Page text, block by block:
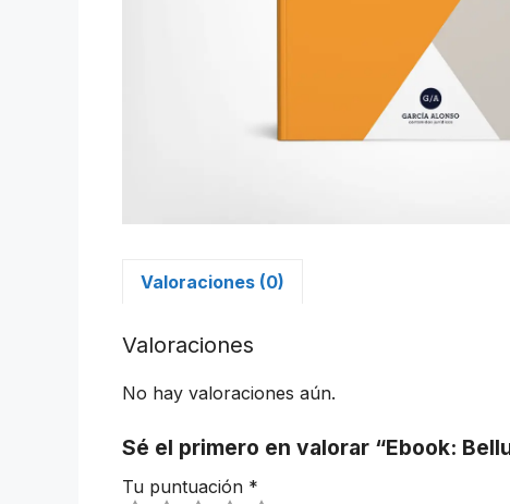
Valoraciones (0)
Valoraciones
No hay valoraciones aún.
Sé el primero en valorar “Ebook:
Tu puntuación *